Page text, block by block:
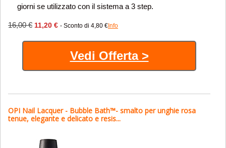
giorni se utilizzato con il sistema a 3 step.
16,00 € 11,20 € - Sconto di 4,80 € Info
Vedi Offerta >
OPI Nail Lacquer - Bubble Bath™- smalto per unghie rosa
tenue, elegante e delicato e resis...